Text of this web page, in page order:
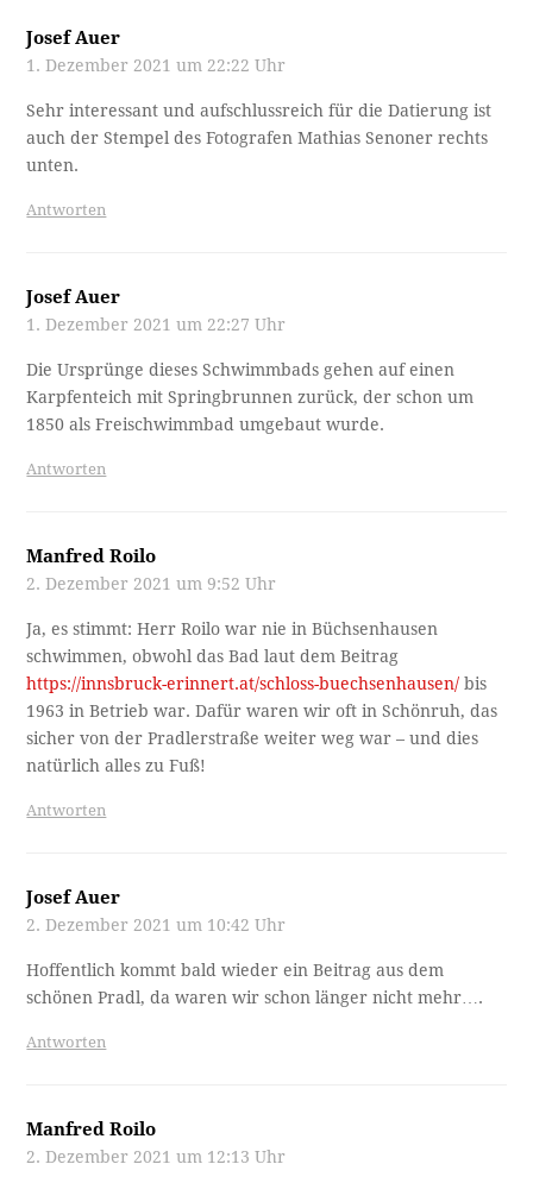
Josef Auer
1. Dezember 2021 um 22:22 Uhr
Sehr interessant und aufschlussreich für die Datierung ist
auch der Stempel des Fotografen Mathias Senoner rechts
unten.
Antworten
Josef Auer
1. Dezember 2021 um 22:27 Uhr
Die Ursprünge dieses Schwimmbads gehen auf einen
Karpfenteich mit Springbrunnen zurück, der schon um
1850 als Freischwimmbad umgebaut wurde.
Antworten
Manfred Roilo
2. Dezember 2021 um 9:52 Uhr
Ja, es stimmt: Herr Roilo war nie in Büchsenhausen
schwimmen, obwohl das Bad laut dem Beitrag
https://innsbruck-erinnert.at/schloss-buechsenhausen/ bis
1963 in Betrieb war. Dafür waren wir oft in Schönruh, das
sicher von der Pradlerstraße weiter weg war – und dies
natürlich alles zu Fuß!
Antworten
Josef Auer
2. Dezember 2021 um 10:42 Uhr
Hoffentlich kommt bald wieder ein Beitrag aus dem
schönen Pradl, da waren wir schon länger nicht mehr….
Antworten
Manfred Roilo
2. Dezember 2021 um 12:13 Uhr